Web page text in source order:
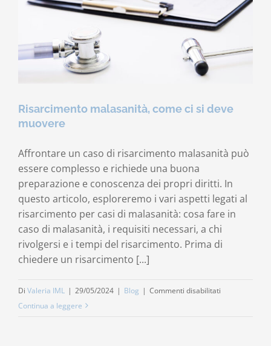
sanitario
Risarcimento malasanità, come ci si deve
muovere
Affrontare un caso di risarcimento malasanità può
essere complesso e richiede una buona
preparazione e conoscenza dei propri diritti. In
questo articolo, esploreremo i vari aspetti legati al
risarcimento per casi di malasanità: cosa fare in
caso di malasanità, i requisiti necessari, a chi
rivolgersi e i tempi del risarcimento. Prima di
chiedere un risarcimento [...]
Di Valeria IML | 29/05/2024 | Blog | Commenti disabilitati
Continua a leggere